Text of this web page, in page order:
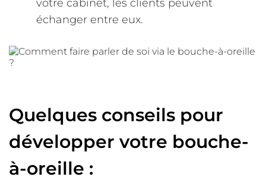
votre cabinet, les clients peuvent
échanger entre eux.
Quelques conseils pour
développer votre bouche-
à-oreille :